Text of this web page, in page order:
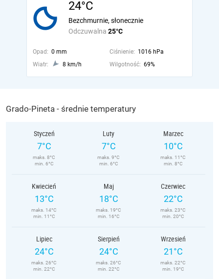
24°C
Odczuwalna 25°C
Bezchmurnie, słonecznie
Opad: 0 mm Ciśnienie: 1016 hPa
Wiatr:
8 km/h Wilgotność: 69%
Grado-Pineta - średnie temperatury
Styczeń
7°C
maks. 8°C
min. 6°C
Luty
7°C
maks. 9°C
min. 6°C
Marzec
10°C
maks. 11°C
min. 8°C
Kwiecień
13°C
maks. 14°C
min. 11°C
Maj
18°C
maks. 19°C
min. 16°C
Czerwiec
22°C
maks. 23°C
min. 20°C
Lipiec
24°C
maks. 26°C
min. 22°C
Sierpień
24°C
maks. 26°C
min. 22°C
Wrzesień
21°C
maks. 22°C
min. 19°C